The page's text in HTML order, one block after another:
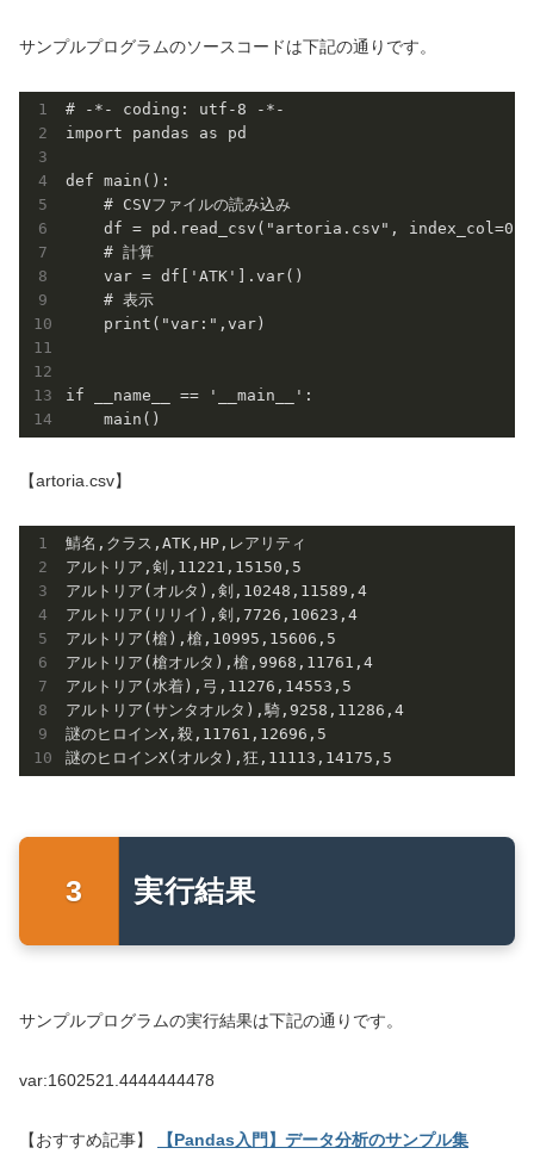
サンプルプログラムのソースコードは下記の通りです。
# -*- coding: utf-8 -*-
import pandas as pd
def main():
    # CSVファイルの読み込み
    df = pd.read_csv("artoria.csv", index_col=0)
    # 計算
    var = df['ATK'].var()
    # 表示
    print("var:",var)
if __name__ == '__main__':
【artoria.csv】
鯖名,クラス,ATK,HP,レアリティ
アルトリア,剣,11221,15150,5
アルトリア(オルタ),剣,10248,11589,4
アルトリア(リリイ),剣,7726,10623,4
アルトリア(槍),槍,10995,15606,5
アルトリア(槍オルタ),槍,9968,11761,4
アルトリア(水着),弓,11276,14553,5
アルトリア(サンタオルタ),騎,9258,11286,4
謎のヒロインX,殺,11761,12696,5
実行結果
サンプルプログラムの実行結果は下記の通りです。
var:1602521.4444444478
【おすすめ記事】 【Pandas入門】データ分析のサンプル集